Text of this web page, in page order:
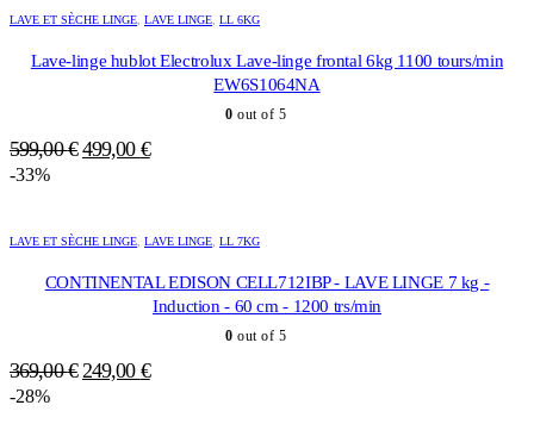
LAVE ET SÈCHE LINGE, LAVE LINGE, LL 6KG
Lave-linge hublot Electrolux Lave-linge frontal 6kg 1100 tours/min
EW6S1064NA
0 out of 5
599,00€ Le
599,00 €.
499,00 €Le
499,00 €.
-33%
LAVE ET SÈCHE LINGE, LAVE LINGE, LL 7KG
CONTINENTAL EDISON CELL712IBP - LAVE LINGE 7 kg -
Induction - 60 cm - 1200 trs/min
0 out of 5
369,00€ Le
249,00 €Le
-28%